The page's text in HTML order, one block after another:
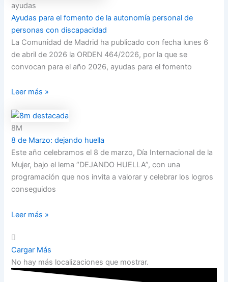
ayudas
Ayudas para el fomento de la autonomía personal de
personas con discapacidad
La Comunidad de Madrid ha publicado con fecha lunes 6
de abril de 2026 la ORDEN 464/2026, por la que se
convocan para el año 2026, ayudas para el fomento
Leer más »
8M
8 de Marzo: dejando huella
Este año celebramos el 8 de marzo, Día Internacional de la
Mujer, bajo el lema “DEJANDO HUELLA”, con una
programación que nos invita a valorar y celebrar los logros
conseguidos
Leer más »
Cargar Más
No hay más localizaciones que mostrar.